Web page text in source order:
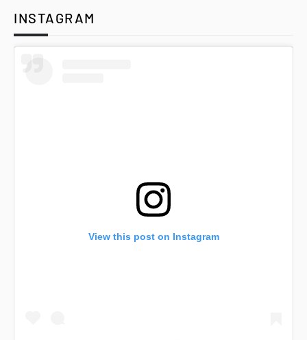
INSTAGRAM
View this post on Instagram